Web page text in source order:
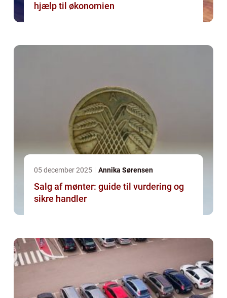
hjælp til økonomien
05 december 2025 Annika Sørensen
Salg af mønter: guide til vurdering og
sikre handler